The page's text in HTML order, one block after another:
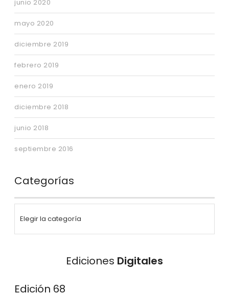
junio 2020
mayo 2020
diciembre 2019
febrero 2019
enero 2019
diciembre 2018
junio 2018
septiembre 2016
Categorías
Ediciones Digitales
Edición 68